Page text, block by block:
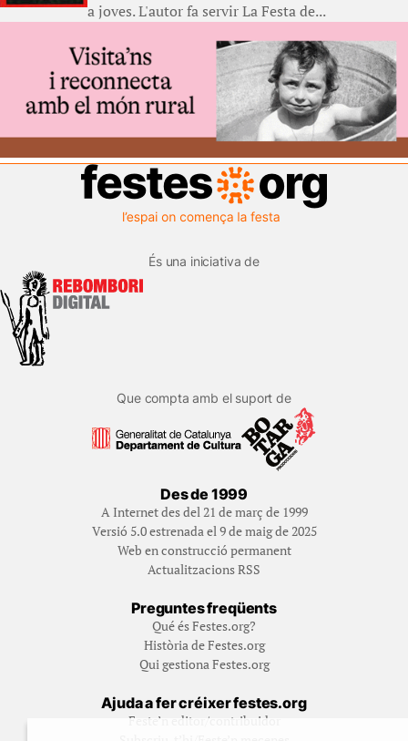
a joves. L'autor fa servir La Festa de...
És una iniciativa de
Que compta amb el suport de
Des de 1999
A Internet des del 21 de març de 1999
Versió 5.0 estrenada el 9 de maig de 2025
Web en construcció permanent
Actualitzacions RSS
Preguntes freqüents
Qué és Festes.org?
Història de Festes.org
Qui gestiona Festes.org
Ajuda a fer créixer festes.org
Feste’n editor/contribuidor